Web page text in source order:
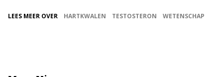
LEES MEER OVER HARTKWALEN TESTOSTERON WETENSCHAP